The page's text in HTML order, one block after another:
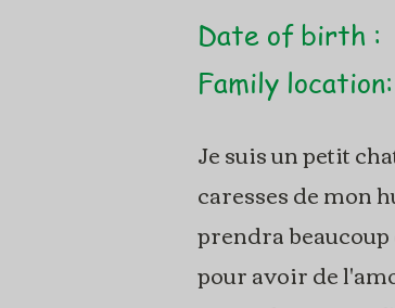
Date of birth :
Family location:
Je suis un petit
caresses de mon
prendra beaucoup
pour avoir de